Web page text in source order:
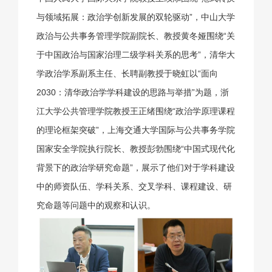
与领域拓展：政治学创新发展的双轮驱动”，中山大学
政治与公共事务管理学院副院长、教授黄冬娅围绕“关
于中国政治与国家治理二级学科关系的思考”，清华大
学政治学系副系主任、长聘副教授于晓虹以“面向
2030：清华政治学学科建设的思路与举措”为题，浙
江大学公共管理学院教授王正绪围绕“政治学原理课程
的理论框架突破”，上海交通大学国际与公共事务学院
国家安全学院执行院长、教授彭勃围绕“中国式现代化
背景下的政治学研究命题”，展示了他们对于学科建设
中的师资队伍、学科关系、交叉学科、课程建设、研
究命题等问题中的观察和认识。